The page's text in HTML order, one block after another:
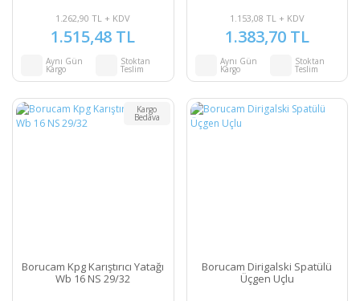
1.262,90 TL + KDV
1.515,48 TL
Aynı Gün
Kargo
Stoktan
Teslim
1.153,08 TL + KDV
1.383,70 TL
Aynı Gün
Kargo
Stoktan
Teslim
Kargo
Bedava
Borucam Kpg Karıştırıcı Yatağı
Wb 16 NS 29/32
Borucam Dirigalski Spatülü
Üçgen Uçlu